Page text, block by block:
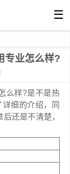
☰
专业怎么样?
么样?是不是热
细的介绍，同
还是不清楚，